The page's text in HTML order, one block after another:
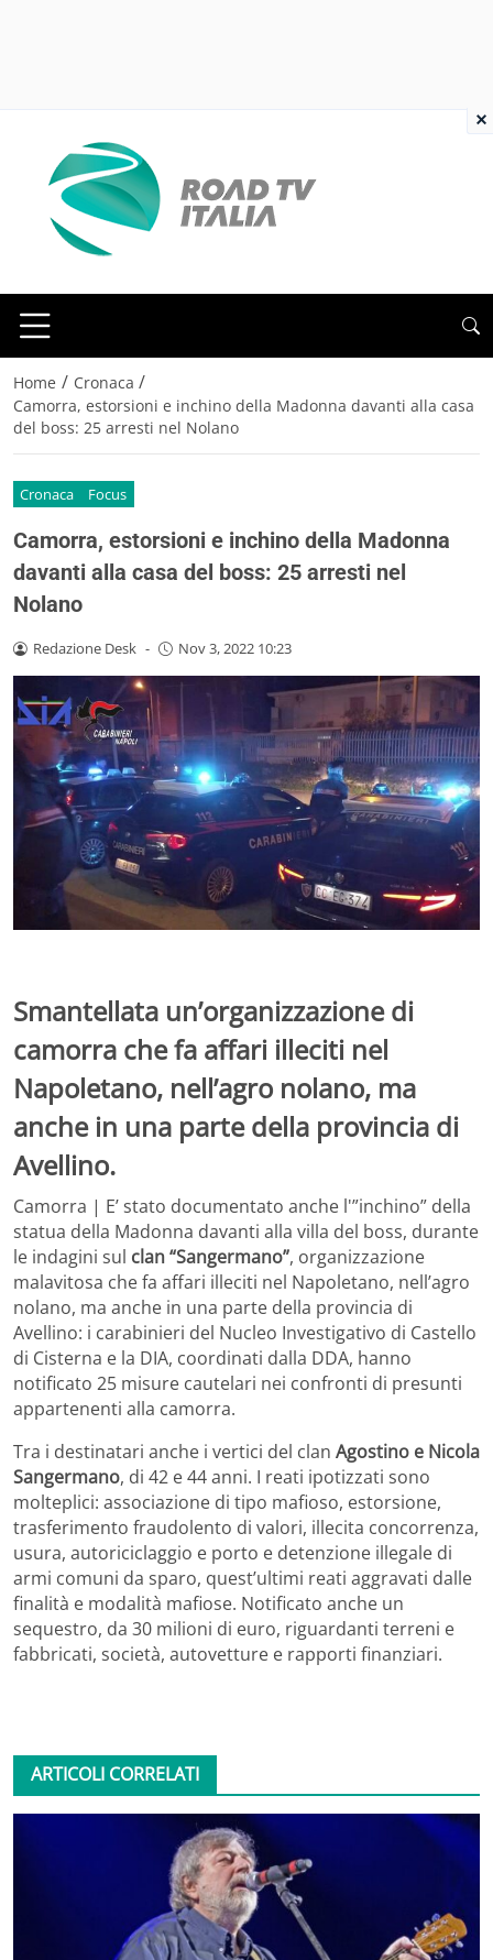
Home / Cronaca /
Camorra, estorsioni e inchino della Madonna davanti alla casa
del boss: 25 arresti nel Nolano
Cronaca Focus
Camorra, estorsioni e inchino della Madonna
davanti alla casa del boss: 25 arresti nel
Nolano
Redazione Desk - Nov 3, 2022 10:23
Smantellata un’organizzazione di
camorra che fa affari illeciti nel
Napoletano, nell’agro nolano, ma
anche in una parte della provincia di
Avellino.
Camorra | E’ stato documentato anche l'”inchino” della
statua della Madonna davanti alla villa del boss, durante
le indagini sul clan “Sangermano”, organizzazione
malavitosa che fa affari illeciti nel Napoletano, nell’agro
nolano, ma anche in una parte della provincia di
Avellino: i carabinieri del Nucleo Investigativo di Castello
di Cisterna e la DIA, coordinati dalla DDA, hanno
notificato 25 misure cautelari nei confronti di presunti
appartenenti alla camorra.
Tra i destinatari anche i vertici del clan Agostino e Nicola
Sangermano, di 42 e 44 anni. I reati ipotizzati sono
molteplici: associazione di tipo mafioso, estorsione,
trasferimento fraudolento di valori, illecita concorrenza,
usura, autoriciclaggio e porto e detenzione illegale di
armi comuni da sparo, quest’ultimi reati aggravati dalle
finalità e modalità mafiose. Notificato anche un
sequestro, da 30 milioni di euro, riguardanti terreni e
fabbricati, società, autovetture e rapporti finanziari.
ARTICOLI CORRELATI
×